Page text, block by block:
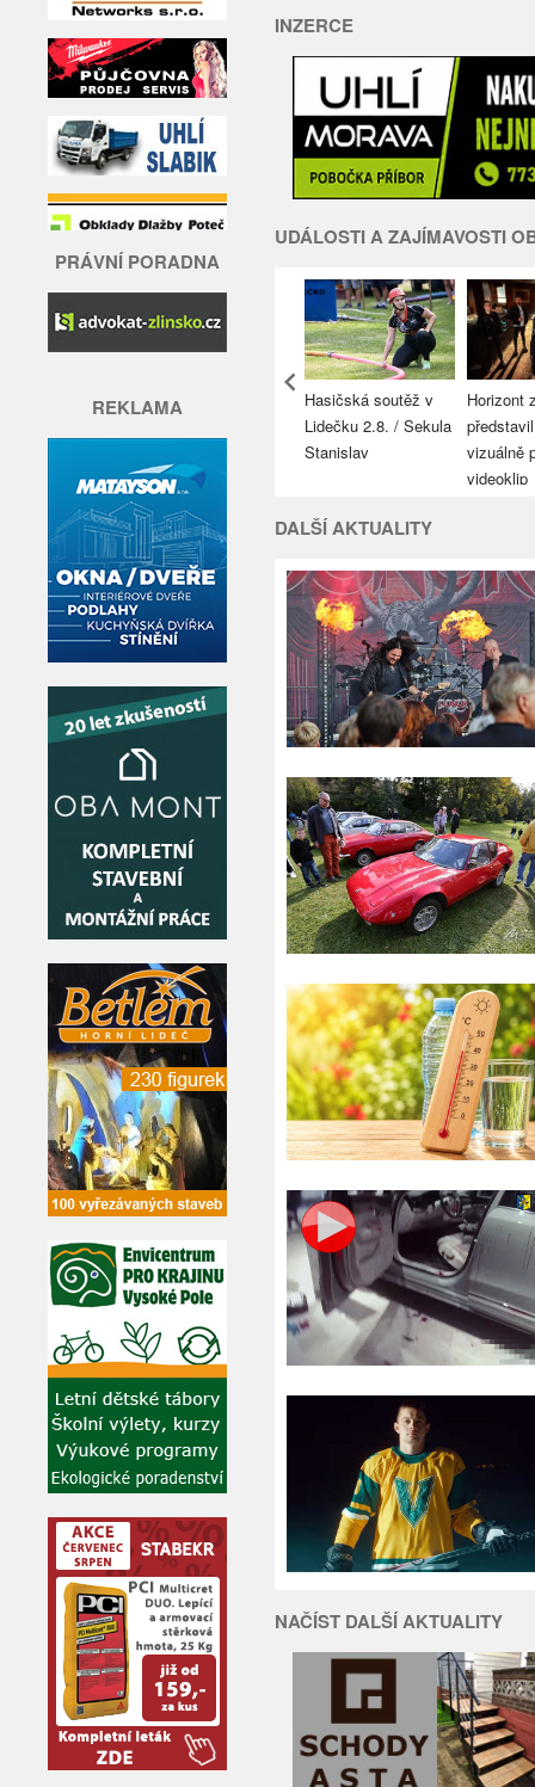
PRÁVNÍ PORADNA
REKLAMA
INZERCE
UDÁLOSTI A ZAJÍMAVOSTI
MH Stanovnice
Najdete na konci
Hasičská soutěž v
Lidečku 2.8. / Sekula
Stanislav
Horizont
vizuálně
videoklip
DALŠÍ AKTUALITY
NAČÍST DALŠÍ AKTUALITY